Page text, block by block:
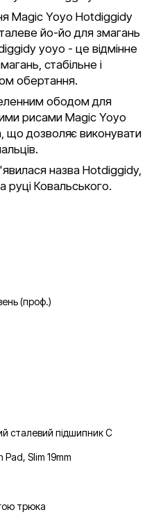
Magic Yoyo Hotdiggidy
йо-йо для змагань
yoyo - це відмінне
стабільне і
обертання.
ободом для
рисами Magic Yoyo
що дозволяє виконувати
назва Hotdiggidy,
руці Ковальського.
(проф.)
сталевий підшипник С
Pad, Slim 19mm
трюка